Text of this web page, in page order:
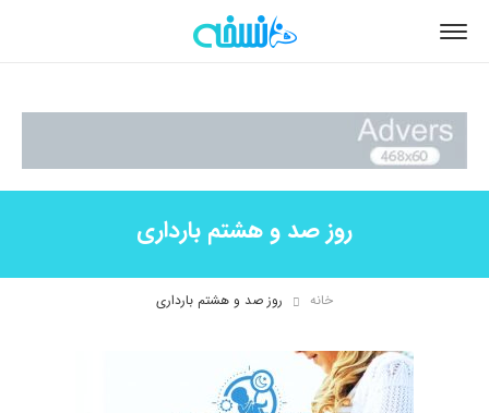
روز صد و هشتم بارداری
خانه روز صد و هشتم بارداری